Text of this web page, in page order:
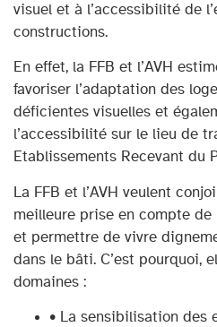
visuel et à l’accessibilité de
constructions.
En effet, la FFB et l’AVH
favoriser l’adaptation des
déficientes visuelles et
l’accessibilité sur le lieu de
Etablissements Recevant du
La FFB et l’AVH veulent
meilleure prise en compte de
et permettre de vivre
dans le bâti. C’est pourquoi,
domaines :
• La sensibilisation des